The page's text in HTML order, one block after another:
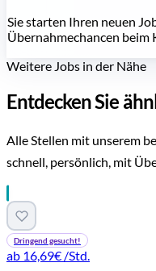
Sie starten Ihren neuen
Übernahmechancen
Weitere Jobs in der Nähe
Entdecken Sie
Alle Stellen mit unserem
schnell, persönlich, mit
Dringend gesucht!
ab 16,69€ /Std.